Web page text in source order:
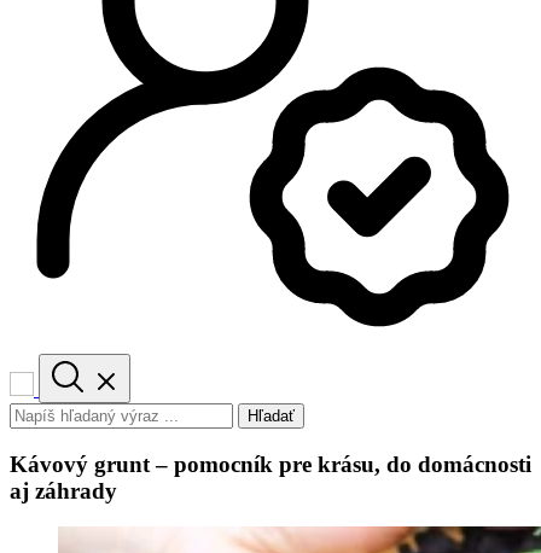
Hľadať
Kávový grunt – pomocník pre krásu, do domácnosti
aj záhrady